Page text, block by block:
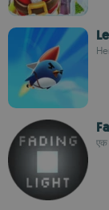
एक